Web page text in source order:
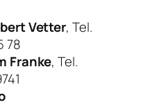
Vetter, Tel.
78
Franke, Tel.